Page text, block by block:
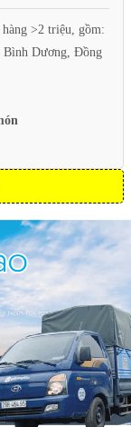
>2 triệu, gồm:
Bình Dương, Đồng